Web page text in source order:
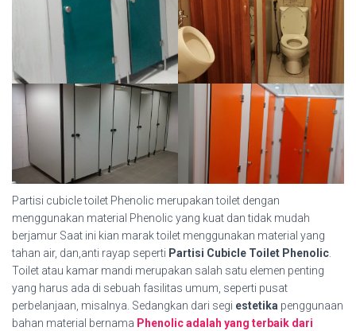
Partisi cubicle toilet Phenolic merupakan toilet dengan
menggunakan material Phenolic yang kuat dan tidak mudah
berjamur Saat ini kian marak toilet menggunakan material yang
tahan air, dan,anti rayap seperti Partisi Cubicle Toilet Phenolic
Toilet atau kamar mandi merupakan salah satu elemen penting
yang harus ada di sebuah fasilitas umum, seperti pusat
perbelanjaan, misalnya. Sedangkan dari segi estetika penggunaan
bahan material bernama Phenolic adalah yang terbaik dari